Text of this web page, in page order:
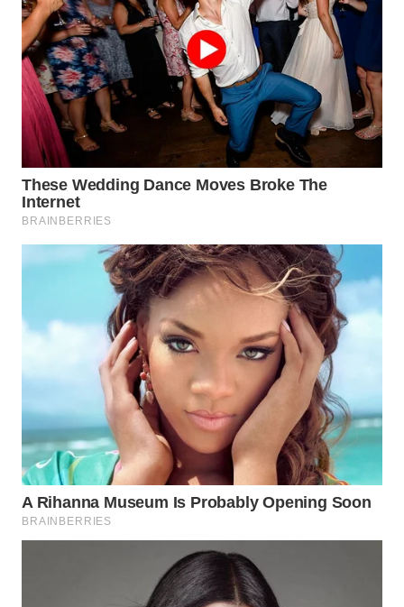
WN
PURWAKARTA
WN
PRIANGAN
TIMUR
WN
SEMARANG
WN
WN
MADURA
WN
SURABAYA
WN
NATUNA